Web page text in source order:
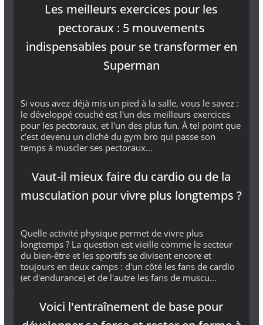
Les meilleurs exercices pour les
pectoraux : 5 mouvements
indispensables pour se transformer en
Superman
Si vous avez déjà mis un pied à la salle, vous le savez :
le développé couché est l'un des meilleurs exercices
pour les pectoraux, et l'un des plus fun. À tel point que
c’est devenu un cliché du gym bro qui passe son
temps à muscler ses pectoraux…
Vaut-il mieux faire du cardio ou de la
musculation pour vivre plus longtemps ?
Quelle activité physique permet de vivre plus
longtemps ? La question est vieille comme le secteur
du bien-être et les sportifs se divisent encore et
toujours en deux camps : d'un côté les fans de cardio
(et d'endurance) et de l'autre les fans de muscu…
Voici l'entraînement de base pour